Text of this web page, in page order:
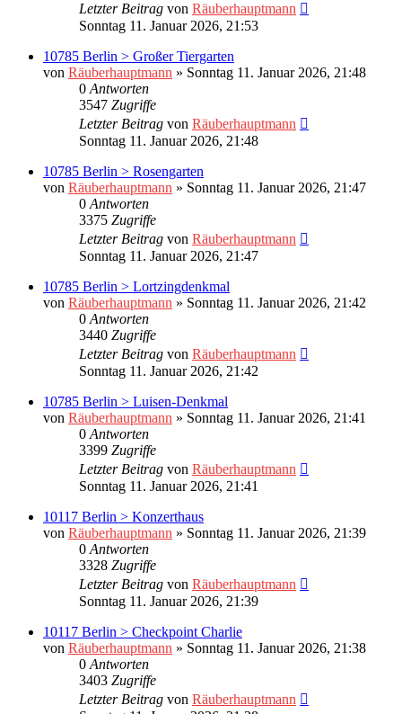
Letzter Beitrag von Räuberhauptmann
Sonntag 11. Januar 2026, 21:53
10785 Berlin > Großer Tiergarten
von Räuberhauptmann » Sonntag 11. Januar 2026, 21:48
0 Antworten
3547 Zugriffe
Letzter Beitrag von Räuberhauptmann
Sonntag 11. Januar 2026, 21:48
10785 Berlin > Rosengarten
von Räuberhauptmann » Sonntag 11. Januar 2026, 21:47
0 Antworten
3375 Zugriffe
Letzter Beitrag von Räuberhauptmann
Sonntag 11. Januar 2026, 21:47
10785 Berlin > Lortzingdenkmal
von Räuberhauptmann » Sonntag 11. Januar 2026, 21:42
0 Antworten
3440 Zugriffe
Letzter Beitrag von Räuberhauptmann
Sonntag 11. Januar 2026, 21:42
10785 Berlin > Luisen-Denkmal
von Räuberhauptmann » Sonntag 11. Januar 2026, 21:41
0 Antworten
3399 Zugriffe
Letzter Beitrag von Räuberhauptmann
Sonntag 11. Januar 2026, 21:41
10117 Berlin > Konzerthaus
von Räuberhauptmann » Sonntag 11. Januar 2026, 21:39
0 Antworten
3328 Zugriffe
Letzter Beitrag von Räuberhauptmann
Sonntag 11. Januar 2026, 21:39
10117 Berlin > Checkpoint Charlie
von Räuberhauptmann » Sonntag 11. Januar 2026, 21:38
0 Antworten
3403 Zugriffe
Letzter Beitrag von Räuberhauptmann